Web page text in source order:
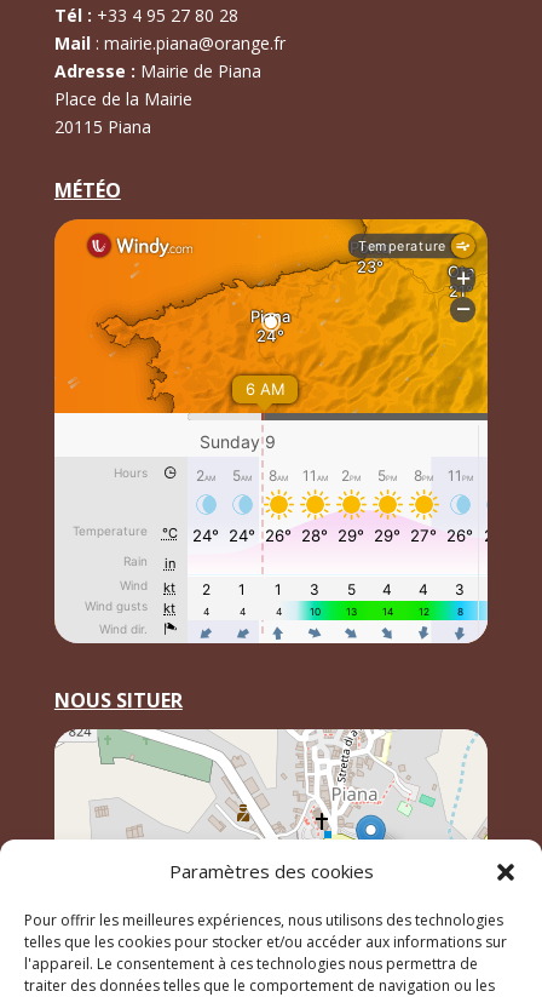
Paramètres des cookies
Pour offrir les meilleures expériences, nous utilisons des technologies
telles que les cookies pour stocker et/ou accéder aux informations sur
l'appareil. Le consentement à ces technologies nous permettra de
traiter des données telles que le comportement de navigation ou les
Tél : +33 4 95 27 80 28
Mail: mairie.piana@orange.fr
Adresse : Mairie de Piana
Place de la Mairie
20115 Piana
MÉTÉO
NOUS SITUER